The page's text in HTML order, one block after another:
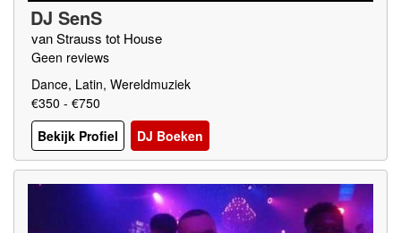
DJ SenS
van Strauss tot House
Geen reviews
Dance, Latin, Wereldmuziek
€350 - €750
Bekijk Profiel
DJ Boeken